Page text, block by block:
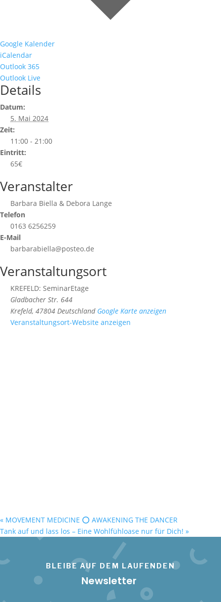
Google Kalender
iCalendar
Outlook 365
Outlook Live
Details
Datum:
5. Mai 2024
Zeit:
11:00 - 21:00
Eintritt:
65€
Veranstalter
Barbara Biella & Debora Lange
Telefon
0163 6256259
E-Mail
barbarabiella@posteo.de
Veranstaltungsort
KREFELD: SeminarEtage
Gladbacher Str. 644
Krefeld, 47804 Deutschland Google Karte anzeigen
Veranstaltungsort-Website anzeigen
« MOVEMENT MEDICINE ⭕️ AWAKENING THE DANCER
Tank auf und lass los – Eine Wohlfühloase nur für Dich! »
BLEIBE AUF DEM LAUFENDEN
Newsletter